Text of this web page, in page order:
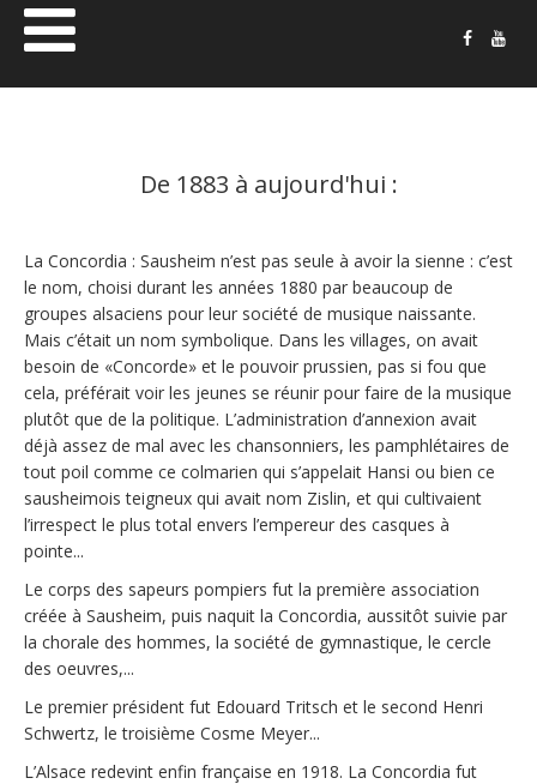
Concordia
Sausheim
De 1883 à aujourd'hui :
La Concordia : Sausheim n’est pas seule à avoir la sienne : c’est
le nom, choisi durant les années 1880 par beaucoup de
groupes alsaciens pour leur société de musique naissante.
Mais c’était un nom symbolique. Dans les villages, on avait
besoin de «Concorde» et le pouvoir prussien, pas si fou que
cela, préférait voir les jeunes se réunir pour faire de la musique
plutôt que de la politique. L’administration d’annexion avait
déjà assez de mal avec les chansonniers, les pamphlétaires de
tout poil comme ce colmarien qui s’appelait Hansi ou bien ce
sausheimois teigneux qui avait nom Zislin, et qui cultivaient
l’irrespect le plus total envers l’empereur des casques à
pointe...
Le corps des sapeurs pompiers fut la première association
créée à Sausheim, puis naquit la Concordia, aussitôt suivie par
la chorale des hommes, la société de gymnastique, le cercle
des oeuvres,...
Le premier président fut Edouard Tritsch et le second Henri
Schwertz, le troisième Cosme Meyer...
L’Alsace redevint enfin française en 1918. La Concordia fut